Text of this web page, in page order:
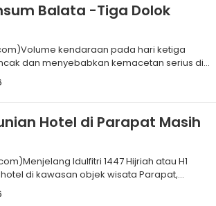
Balata -Tiga Dolok
kendaraan pada hari ketiga
dan menyebabkan kemacetan serius di
Hotel di Parapat Masih
Idulfitri 1447 Hijriah atau H1
di kawasan objek wisata Parapat,